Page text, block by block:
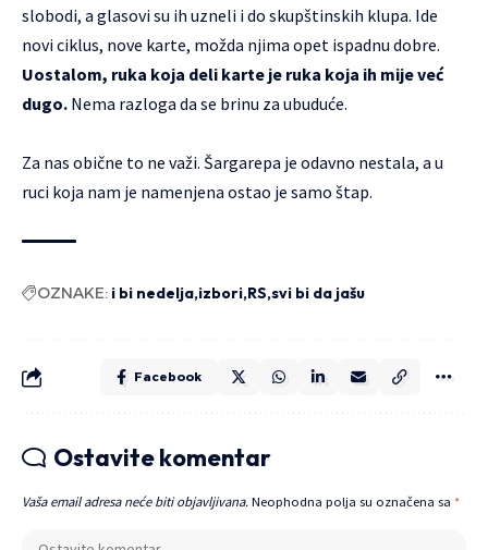
slobodi, a glasovi su ih uzneli i do skupštinskih klupa. Ide
novi ciklus, nove karte, možda njima opet ispadnu dobre.
Uostalom, ruka koja deli karte je ruka koja ih mije već
dugo. Nema razloga da se brinu za ubuduće.
Za nas obične to ne važi. Šargarepa je odavno nestala, a u
ruci koja nam je namenjena ostao je samo štap.
OZNAKE: i bi nedelja izbori RS svi bi da jašu
Facebook
Ostavite komentar
Vaša email adresa neće biti objavljivana. Neophodna polja su označena sa *